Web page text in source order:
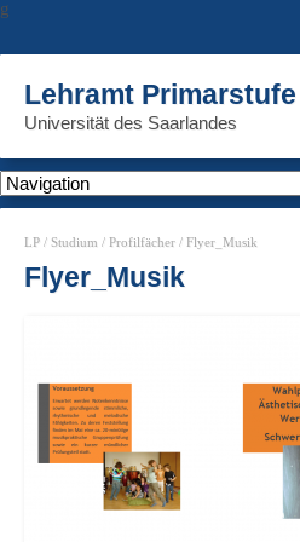
g
Lehramt Primarstufe
Universität des Saarlandes
LP / Studium / Profilfächer / Flyer_Musik
Flyer_Musik